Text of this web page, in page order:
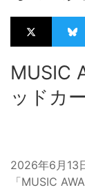
MUSIC
ッドカ
2026年6月13
「MUSIC